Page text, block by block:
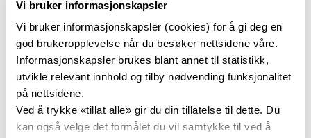
Vi bruker informasjonskapsler
Vi bruker informasjonskapsler (cookies) for å gi deg en
god brukeropplevelse når du besøker nettsidene våre.
Informasjonskapsler brukes blant annet til statistikk,
utvikle relevant innhold og tilby nødvending funksjonalitet
på nettsidene.
Ved å trykke «tillat alle» gir du din tillatelse til dette. Du
kan også velge det formålet du vil samtykke til ved å